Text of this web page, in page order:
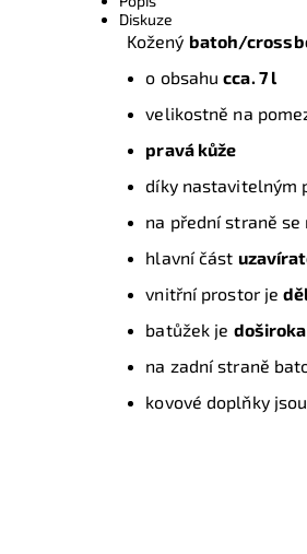
Diskuze
Kožený batoh/
o obsahucca. 7 l
velikostně na
pravá kůže
díky nastavitelným
na přední straně se
hlavní část
vnitřní prostor je
batůžek je
na zadní straně
kovové doplňky jsou